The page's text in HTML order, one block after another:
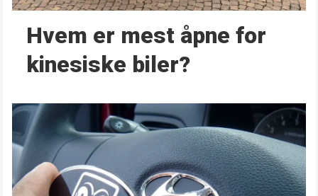
Hvem er mest åpne for
kinesiske biler?